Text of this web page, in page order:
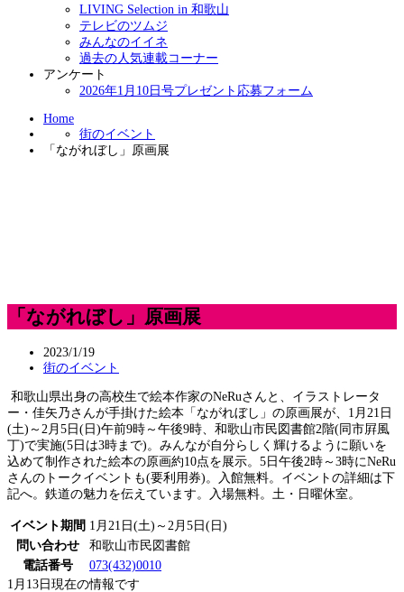
LIVING Selection in 和歌山
テレビのツムジ
みんなのイイネ
過去の人気連載コーナー
アンケート
2026年1月10日号プレゼント応募フォーム
Home
街のイベント
「ながれぼし」原画展
「ながれぼし」原画展
2023/1/19
街のイベント
和歌山県出身の高校生で絵本作家のNeRuさんと、イラストレータ
ー・佳矢乃さんが手掛けた絵本「ながれぼし」の原画展が、1月21日
(土)～2月5日(日)午前9時～午後9時、和歌山市民図書館2階(同市屛風
丁)で実施(5日は3時まで)。みんなが自分らしく輝けるように願いを
込めて制作された絵本の原画約10点を展示。5日午後2時～3時にNeRu
さんのトークイベントも(要利用券)。入館無料。イベントの詳細は下
記へ。鉄道の魅力を伝えています。入場無料。土・日曜休室。
イベント期間 1月21日(土)～2月5日(日)
問い合わせ
和歌山市民図書館
電話番号
073(432)0010
1月13日現在の情報です